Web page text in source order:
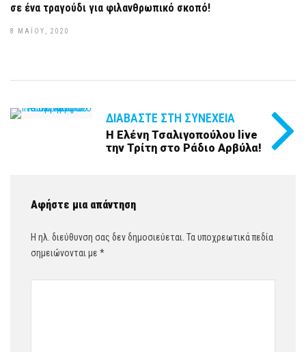
σε ένα τραγούδι για φιλανθρωπικό σκοπό!
8 ΜΑΪ́ΟΥ, 2020
ΔΙΑΒΆΣΤΕ ΣΤΗ ΣΥΝΈΧΕΙΑ
Η Ελένη Τσαλιγοπούλου live
την Τρίτη στο Ράδιο Αρβύλα!
Αφήστε μια απάντηση
Η ηλ. διεύθυνση σας δεν δημοσιεύεται. Τα υποχρεωτικά πεδία
σημειώνονται με *